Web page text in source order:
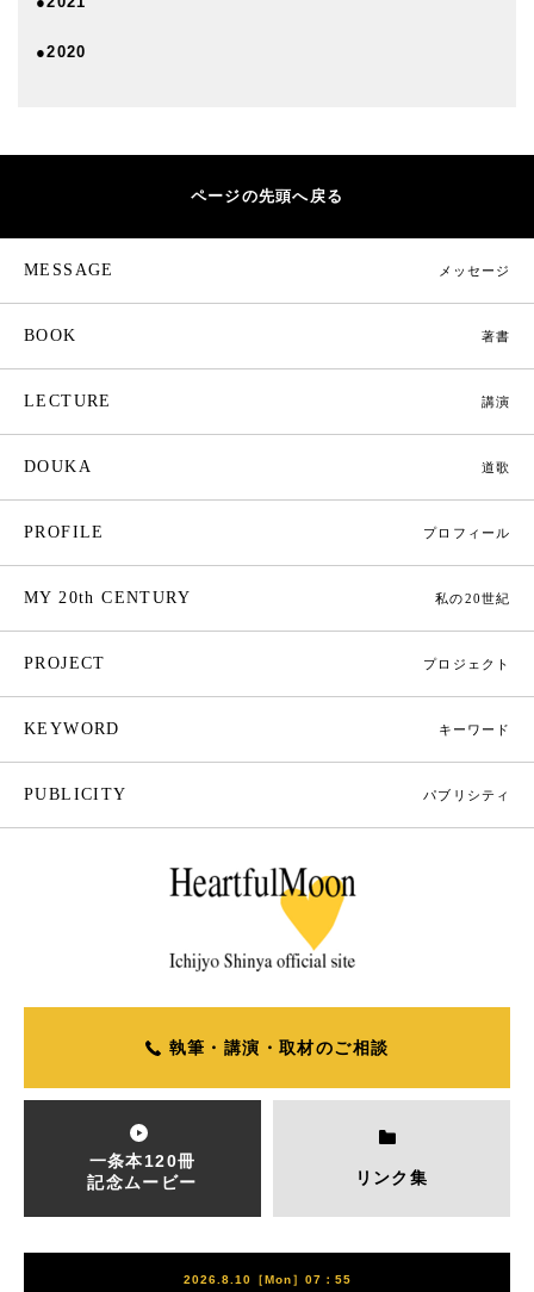
●2020
ページの先頭へ戻る
MESSAGE メッセージ
BOOK 著書
LECTURE 講演
DOUKA 道歌
PROFILE プロフィール
MY 20th CENTURY 私の20世紀
PROJECT プロジェクト
KEYWORD キーワード
PUBLICITY パブリシティ
執筆・講演・取材のご相談
一条本120冊
記念ムービー
リンク集
2026.8.10［Mon］07：55